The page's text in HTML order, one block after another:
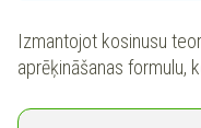
Izmantojot kosinusu
aprēķināšanas formulu,